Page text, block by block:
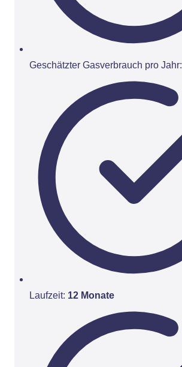
Geschätzter Gasverbrauch pro Jahr:
Laufzeit: 12 Monate